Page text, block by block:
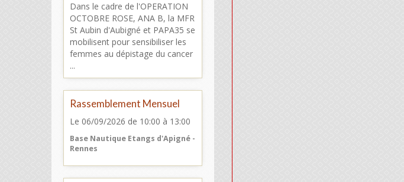
Dans le cadre de l'OPERATION
OCTOBRE ROSE, ANA B, la MFR
St Aubin d'Aubigné et PAPA35 se
mobilisent pour sensibiliser les
femmes au dépistage du cancer
...
Rassemblement Mensuel
Le 06/09/2026 de 10:00 à 13:00
Base Nautique Etangs d'Apigné -
Rennes